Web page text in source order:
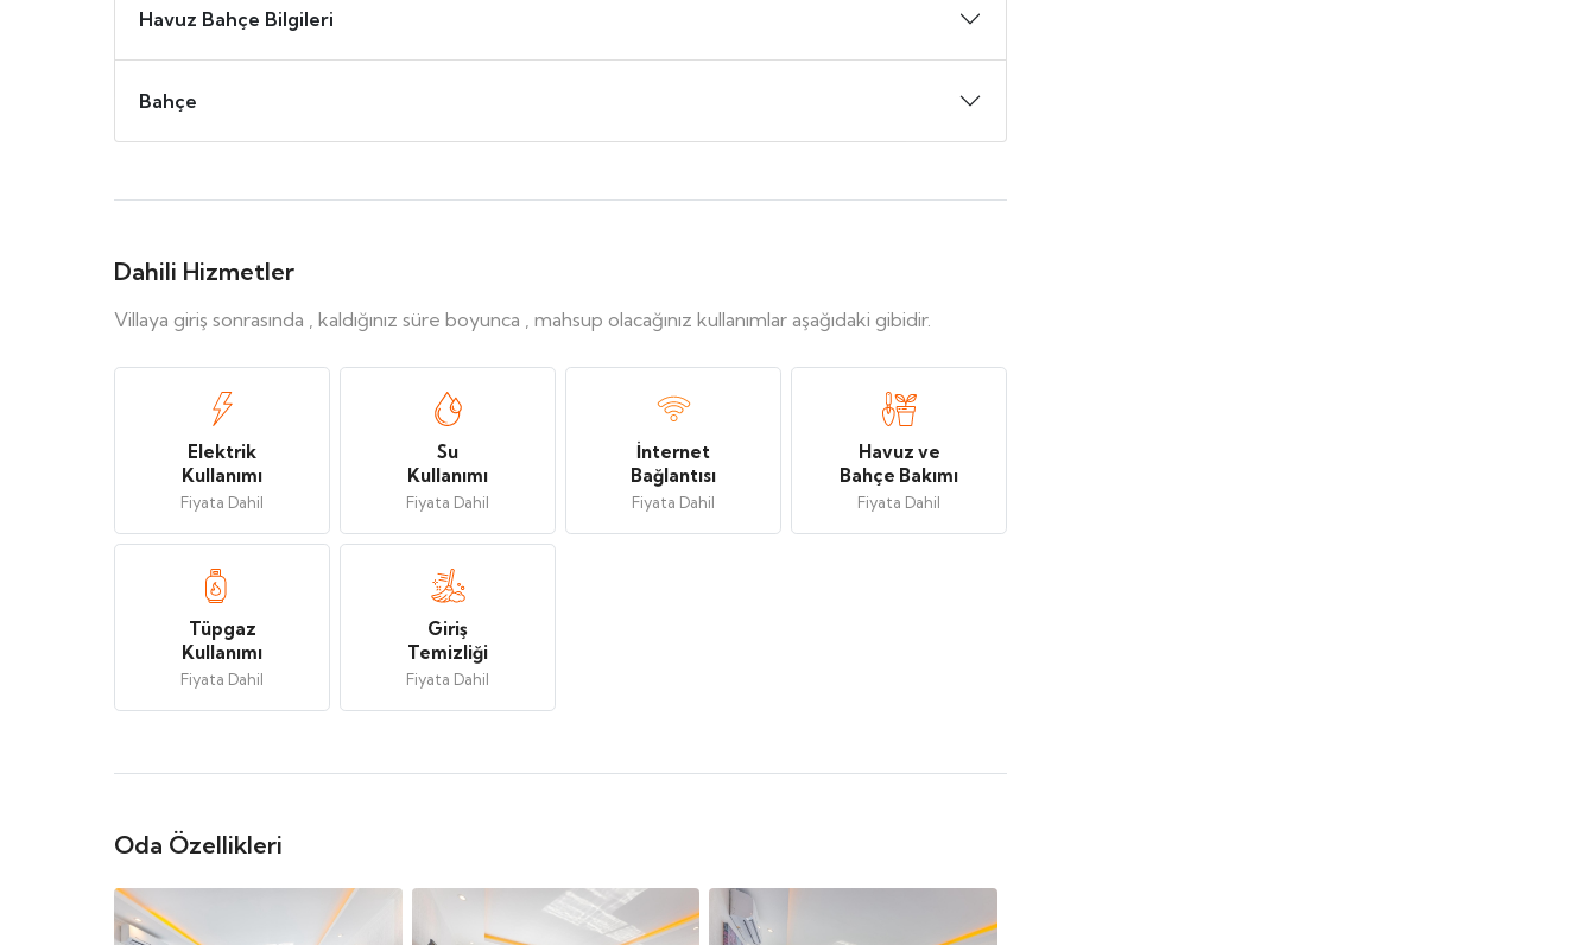
Havuz Bahçe Bilgileri
Bahçe
Dahili Hizmetler
Villaya giriş sonrasında , kaldığınız süre boyunca , mahsup olacağınız kullanımlar aşağıdaki gibidir.
Elektrik
Kullanımı
Fiyata Dahil
Su
Kullanımı
Fiyata Dahil
İnternet
Bağlantısı
Fiyata Dahil
Havuz ve
Bahçe Bakımı
Fiyata Dahil
Tüpgaz
Kullanımı
Fiyata Dahil
Giriş
Temizliği
Fiyata Dahil
Oda Özellikleri